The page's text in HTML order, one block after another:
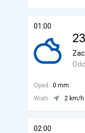
01:00
Opad: 0 mm
Wiatr:
2 km/h
02:00